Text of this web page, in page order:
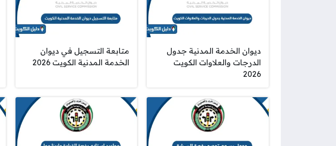
ديوان الخدمة المدنية جدول
الدرجات والعلاوات الكويت
2026
متابعة التسجيل في ديوان
الخدمة المدنية الكويت 2026